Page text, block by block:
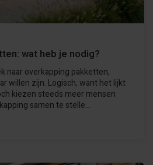
wat heb je nodig?
naar overkapping pakketten,
willen zijn. Logisch, want het lijkt
kiezen steeds meer mensen
samen te stelle...